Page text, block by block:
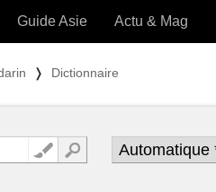
OUTILS) »
Guide Asie Actu & Mag
❭ Dictionnaire